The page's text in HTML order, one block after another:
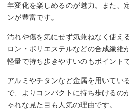
年変化を楽しめるのが魅力。また、
ンが豊富です。
汚れや傷を気にせず気兼ねなく使え
ロン・ポリエステルなどの合成繊維
軽量で持ち歩きやすいのもポイント
アルミやチタンなど金属を用いてい
で、よりコンパクトに持ち歩けるの
ゃれな見た目も人気の理由です。